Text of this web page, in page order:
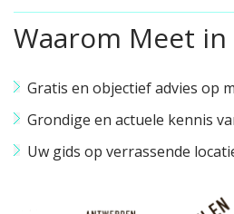
Waarom Meet in
Gratis en objectief advies op
Grondige en actuele kennis
Uw gids op verrassende